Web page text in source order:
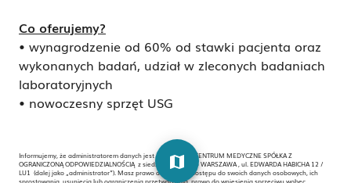
Co oferujemy?
• wynagrodzenie od 60% od stawki pacjenta oraz
wykonanych badań, udział w zleconych badaniach
laboratoryjnych
• nowoczesny sprzęt USG
Informujemy, że administratorem danych jest MILMEDICA CENTRUM MEDYCZNE SPÓŁKA Z
OGRANICZONĄ ODPOWIEDZIALNOŚCIĄ z siedzibą w 02-495 WARSZAWA , ul. EDWARDA HABICHA 12 /
LU1 (dalej jako „administrator”). Masz prawo do żądania dostępu do swoich danych osobowych, ich
sprostowania, usunięcia lub ograniczenia przetwarzania, prawo do wniesienia sprzeciwu wobec
map